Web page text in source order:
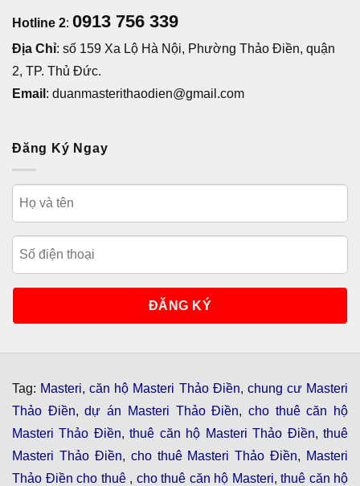
Hotline 2: 0913 756 339
Địa Chỉ: số 159 Xa Lộ Hà Nội, Phường Thảo Điền, quận
2, TP. Thủ Đức.
Email : duanmasterithaodien@gmail.com
Đăng Ký Ngay
Tag: Masteri,căn hộ Masteri Thảo Điền, chung cư Masteri
Thảo Điền,dự án Masteri Thảo Điền, cho thuê căn hộ
Masteri Thảo Điền,thuê căn hộ Masteri Thảo Điền,thuê
Masteri Thảo Điền, cho thuê Masteri Thảo Điền, Masteri
Thảo Điền cho thuê , cho thuê căn hộ Masteri, thuê căn hộ